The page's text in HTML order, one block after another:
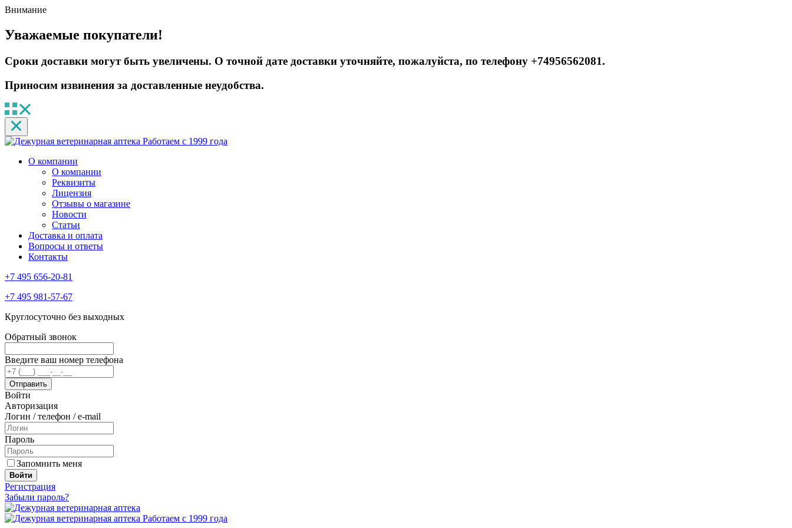
Внимание
Уважаемые покупатели!
Сроки доставки могут быть увеличены. О точной дате доставки уточняйте, пожалуйста, по телефону +74956562081.
Приносим извинения за доставленные неудобства.
Работаем с 1999 года
О компании
О компании
Реквизиты
Лицензия
Отзывы о магазине
Новости
Статьи
Доставка и оплата
Вопросы и ответы
Контакты
+7 495 656-20-81
+7 495 981-57-67
Круглосуточно без выходных
Обратный звонок
Введите ваш номер телефона
Войти
Авторизация
Логин / телефон / e-mail
Пароль
Запомнить меня
Войти
Регистрация
Забыли пароль?
Работаем с 1999 года